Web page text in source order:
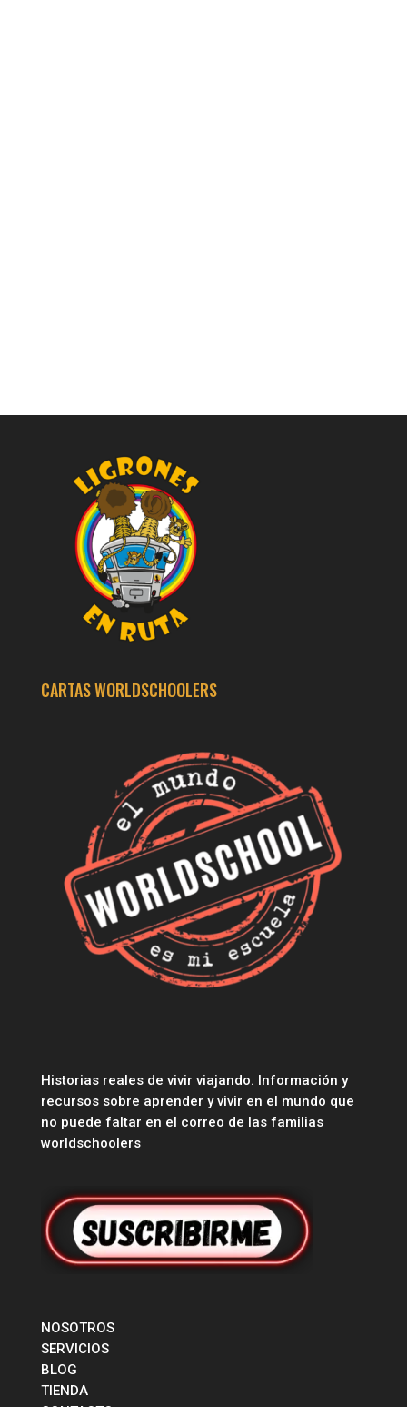
CARTAS WORLDSCHOOLERS
Historias reales de vivir viajando. Información y
recursos sobre aprender y vivir en el mundo que
no puede faltar en el correo de las familias
worldschoolers
NOSOTROS
SERVICIOS
BLOG
TIENDA